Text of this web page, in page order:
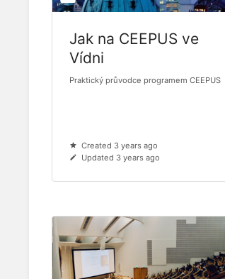
Jak na CEEPUS ve
Vídni
Praktický průvodce programem CEEPUS
Created 3 years ago
Updated 3 years ago